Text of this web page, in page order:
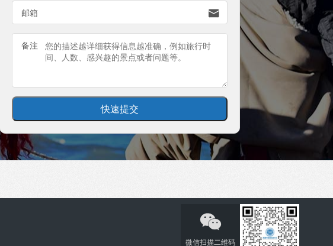
邮箱 
备注

微信扫描二维码